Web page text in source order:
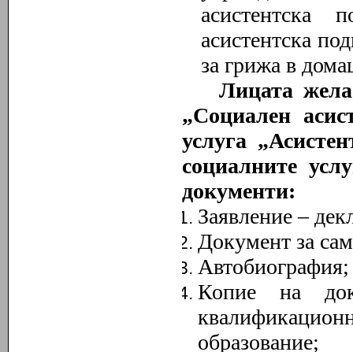
асистентска
асистентска
за грижа в
Лицата
„Социален
услуга
социалните
документи:
Заявление –
Документ за
Автобиография;
Копие на
образование;